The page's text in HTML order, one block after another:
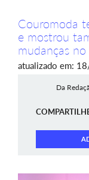
Couromoda
e mostrou
mudanças
atualizado em:
Da